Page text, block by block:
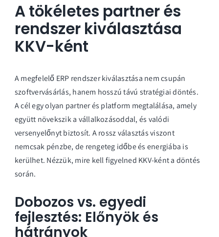
A tökéletes partner és
rendszer kiválasztása
KKV-ként
A megfelelő ERP rendszer kiválasztása nem csupán
szoftvervásárlás, hanem hosszú távú stratégiai döntés.
A cél egy olyan partner és platform megtalálása, amely
együtt növekszik a vállalkozásoddal, és valódi
versenyelőnyt biztosít. A rossz választás viszont
nemcsak pénzbe, de rengeteg időbe és energiába is
kerülhet. Nézzük, mire kell figyelned KKV-ként a döntés
során.
Dobozos vs. egyedi
fejlesztés: Előnyök és
hátrányok